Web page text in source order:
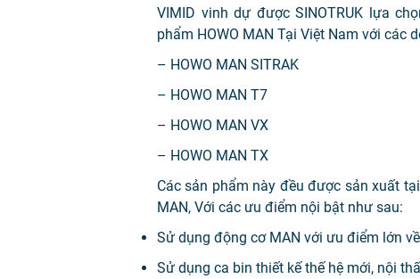
VIMID vinh dự được SINOTRUK lựa
phẩm HOWO MAN Tại Việt Nam với các
– HOWO MAN SITRAK
– HOWO MAN T7
– HOWO MAN VX
– HOWO MAN TX
Các sản phẩm này đều được sản xuất
MAN, Với các ưu điểm nội bật như sau:
Sử dụng động cơ MAN với ưu điểm lớn
Sử dụng ca bin thiết kế thế hệ mới, nội